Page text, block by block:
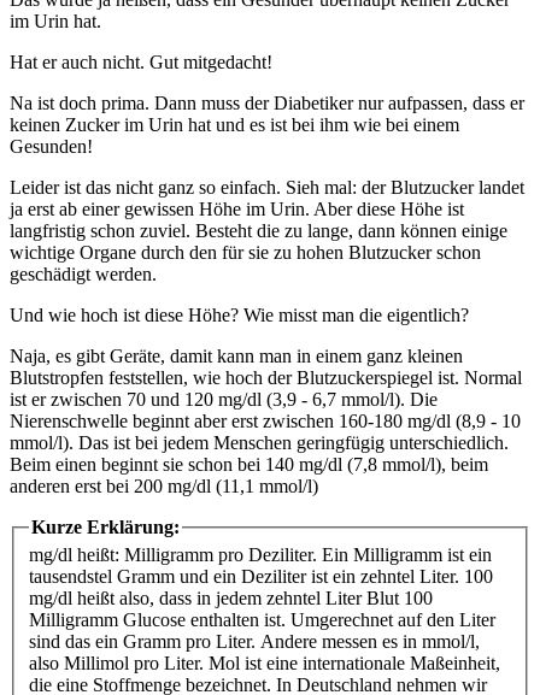
im Urin hat.
Hat er auch nicht. Gut mitgedacht!
Na ist doch prima. Dann muss der Diabetiker nur aufpassen, dass er
keinen Zucker im Urin hat und es ist bei ihm wie bei einem
Gesunden!
Leider ist das nicht ganz so einfach. Sieh mal: der Blutzucker landet
ja erst ab einer gewissen Höhe im Urin. Aber diese Höhe ist
langfristig schon zuviel. Besteht die zu lange, dann können einige
wichtige Organe durch den für sie zu hohen Blutzucker schon
geschädigt werden.
Und wie hoch ist diese Höhe? Wie misst man die eigentlich?
Naja, es gibt Geräte, damit kann man in einem ganz kleinen
Blutstropfen feststellen, wie hoch der Blutzuckerspiegel ist. Normal
ist er zwischen 70 und 120 mg/dl (3,9 - 6,7 mmol/l). Die
Nierenschwelle beginnt aber erst zwischen 160-180 mg/dl (8,9 - 10
mmol/l). Das ist bei jedem Menschen geringfügig unterschiedlich.
Beim einen beginnt sie schon bei 140 mg/dl (7,8 mmol/l), beim
anderen erst bei 200 mg/dl (11,1 mmol/l)
Kurze Erklärung:
mg/dl heißt: Milligramm pro Deziliter. Ein Milligramm ist ein
tausendstel Gramm und ein Deziliter ist ein zehntel Liter. 100
mg/dl heißt also, dass in jedem zehntel Liter Blut 100
Milligramm Glucose enthalten ist. Umgerechnet auf den Liter
sind das ein Gramm pro Liter. Andere messen es in mmol/l,
also Millimol pro Liter. Mol ist eine internationale Maßeinheit,
die eine Stoffmenge bezeichnet. In Deutschland nehmen wir